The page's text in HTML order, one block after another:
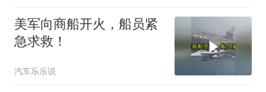
美军向商船开火，船员紧
急求救！
汽车乐乐说